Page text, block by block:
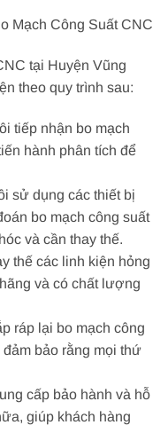
Mạch Công Suất CNC
tại Huyện Vũng
theo quy trình sau:
tiếp nhận bo mạch
hành phân tích để
sử dụng các thiết bị
bo mạch công suất
và cần thay thế.
thế các linh kiện hỏng
và có chất lượng
ráp lại bo mạch công
bảo rằng mọi thứ
cấp bảo hành và hỗ
giúp khách hàng